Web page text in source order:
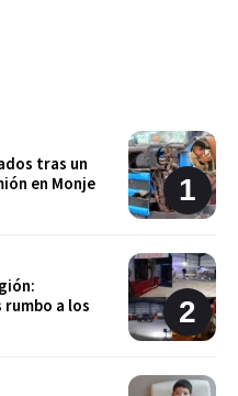
tras un
en Monje
a los